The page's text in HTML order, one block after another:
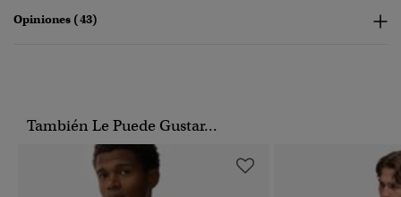
Opiniones (43)
También Le Puede Gustar...